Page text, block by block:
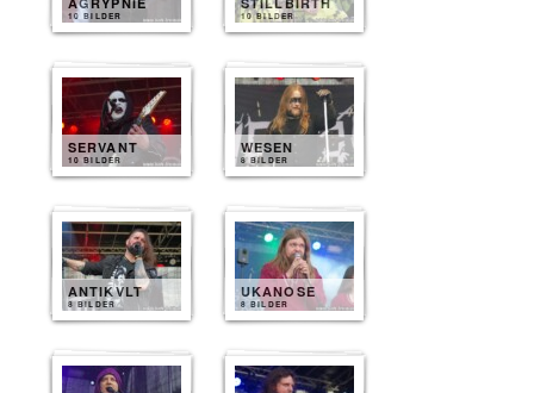
10 BILDER 10 BILDER
SERVANT
10 BILDER
WESEN
8 BILDER
ANTIKVLT
8 BILDER
UKANOSE
8 BILDER